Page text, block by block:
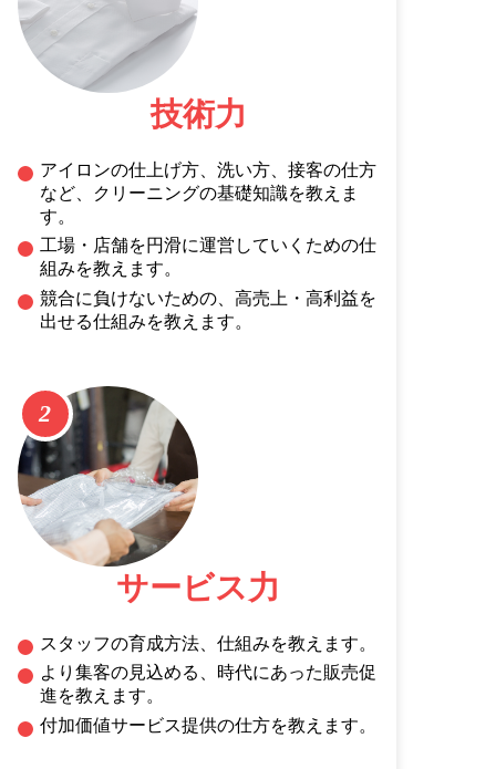
技術力
アイロンの仕上げ方、洗い方、接客の仕方
など、クリーニングの基礎知識を教えま
す。
工場・店舗を円滑に運営していくための仕
組みを教えます。
競合に負けないための、高売上・高利益を
出せる仕組みを教えます。
2
サービス力
スタッフの育成方法、仕組みを教えます。
より集客の見込める、時代にあった販売促
進を教えます。
付加価値サービス提供の仕方を教えます。